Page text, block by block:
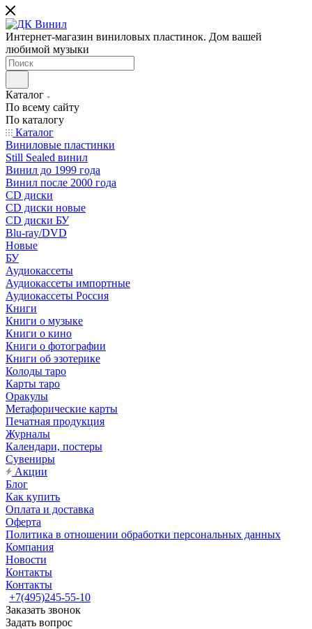
Интернет-магазин виниловых пластинок. Дом вашей
любимой музыки
Каталог
По всему сайту
По каталогу
Каталог
Виниловые пластинки
Still Sealed винил
Винил до 1999 года
Винил после 2000 года
CD диски
CD диски новые
CD диски БУ
Blu-ray/DVD
Новые
БУ
Аудиокассеты
Аудиокассеты импортные
Аудиокассеты Россия
Книги
Книги о музыке
Книги о кино
Книги о фотографии
Книги об эзотерике
Колоды таро
Карты таро
Оракулы
Метафорические карты
Печатная продукция
Журналы
Календари, постеры
Сувениры
Акции
Блог
Как купить
Оплата и доставка
Оферта
Политика в отношении обработки персональных данных
Компания
Новости
Контакты
Контакты
+7(495)245-55-10
Заказать звонок
Задать вопрос